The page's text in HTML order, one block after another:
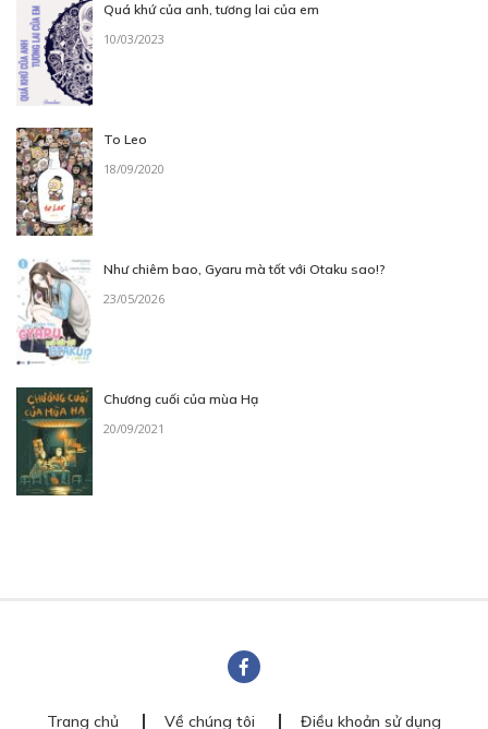
Quá khứ của anh, tương lai của em
10/03/2023
To Leo
18/09/2020
Như chiêm bao, Gyaru mà tốt với Otaku sao!?
23/05/2026
Chương cuối của mùa Hạ
20/09/2021
Trang chủ Về chúng tôi Điều khoản sử dụng